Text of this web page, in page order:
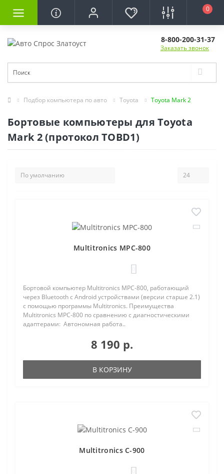
0
8-800-200-31-37
Заказать звонок
Подбор компьютера по авто Toyota Toyota Mark 2
Бортовые компьютеры для Toyota
Mark 2 (протокол TOBD1)
Multitronics MPC-800
Бортовой компьютер Multitronics MPC-800, работающий
через Bluetooth с Android устройствами (версии старше 2.1)
с помощью программы Multitronics. Преимущества
Multitronics MPC-800 по сравнению с диагностическими
адаптерами: Автономная работа..
8 190 р.
В КОРЗИНУ
Multitronics C-900